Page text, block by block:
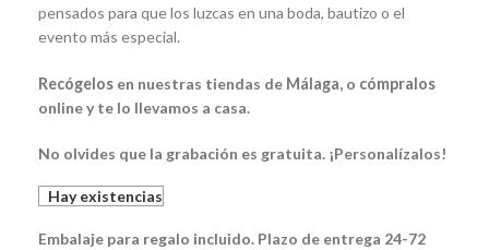
pensados para que los luzcas en una boda, bautizo o el
evento más especial.
Recógelos en nuestras tiendas de Málaga, o cómpralos
online y te lo llevamos a casa.
No olvides que la grabación es gratuita. ¡Personalízalos!
Hay existencias
Embalaje para regalo incluido. Plazo de entrega 24-72